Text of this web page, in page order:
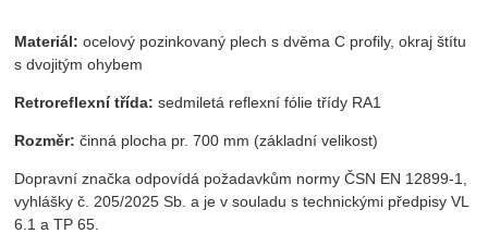
Materiál: ocelový pozinkovaný plech s dvěma C profily, okraj štítu
s dvojitým ohybem
Retroreflexní třída: sedmiletá reflexní fólie třídy RA1
Rozměr: činná plocha pr. 700 mm (základní velikost)
Dopravní značka odpovídá požadavkům normy ČSN EN 12899-1,
vyhlášky č. 205/2025 Sb. a je v souladu s technickými předpisy VL
6.1 a TP 65.